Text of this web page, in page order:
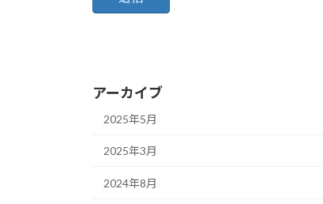
アーカイブ
2025年5月
2025年3月
2024年8月